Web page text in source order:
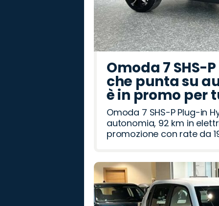
Omoda 7 SHS-
che punta su
è in promo per
Omoda 7 SHS-P Plug-in
autonomia, 92 km in
promozione con rate da